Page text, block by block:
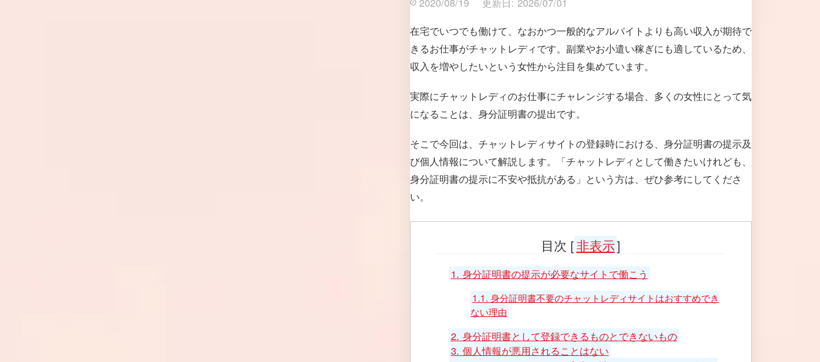
在宅でいつでも働けて、なおかつ一般的なアルバイトよりも高い収入が期待で
きるお仕事がチャットレディです。副業やお小遣い稼ぎにも適しているため、
収入を増やしたいという女性から注目を集めています。
実際にチャットレディのお仕事にチャレンジする場合、多くの女性にとって気
になることは、身分証明書の提出です。
そこで今回は、チャットレディサイトの登録時における、身分証明書の提示及
び個人情報について解説します。「チャットレディとして働きたいけれども、
身分証明書の提示に不安や抵抗がある」という方は、ぜひ参考にしてくださ
い。
目次 [非表示]
1. 身分証明書の提示が必要なサイトで働こう
1.1. 身分証明書不要のチャットレディサイトはおすすめでき
ない理由
2. 身分証明書として登録できるものとできないもの
3. 個人情報が悪用されることはない